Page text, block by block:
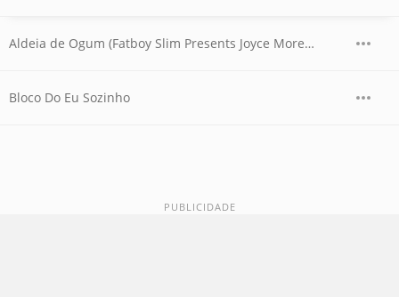
Aldeia de Ogum (Fatboy Slim Presents Joyce Moreno)
Bloco Do Eu Sozinho